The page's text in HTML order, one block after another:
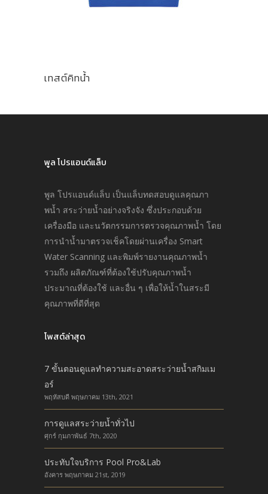
เทสต์คิทน้ำ
พูล โปรแอนด์แล็บ
พูล โปรแอนด์แล็บ เป็นแล็บทดสอบดูแลคุณภา
พนํ้า สระว่ายนํ้าอย่างจริงจัง ซึ่งประกอบด้วย
เครื่องมือ และนวัตกรรมการตรวจคุณภาพนํ้า โดย
การนำนํ้ามาตรวจเช็คโดยผ่านเครื่อง Smart
Water Scanning และพิมพ์รายงานคุณภาพนํ้า
รวมถึง ผลิตภัณฑ์ที่ต้องใช้ปรับคุณภาพนํ้า
ประมาณที่ต้องใช้ และอื่น ๆ เพื่อให้นํ้าในสระมี
คุณภาพที่ดีที่สุด
โพสต์ล่าสุด
7 ขั้นตอนดูแลทำความสะอาดสระว่ายน้ำสกิมเม
อร์
พฤหัสบดี พฤษภาคม 13th, 2021
การดูแลสระว่ายน้ำทั่วไป
ศุกร์ กุมภาพันธ์ 7th, 2020
ประทับใจบริการ Pool Pro&Lab
อังคาร พฤษภาคม 21st, 2019